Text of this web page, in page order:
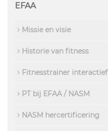
EFAA
Missie en visie
Historie van fitness
Fitnesstrainer interactief
PT bij EFAA / NASM
NASM hercertificering